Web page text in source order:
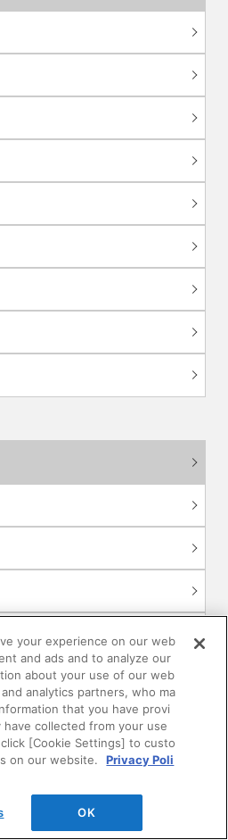
ション
your experience on our web
and ads and to analyze our
about your use of our web
analytics partners, who ma
that you have provi
collected from your use
[Cookie Settings] to custo
on our website.
Privacy Poli
OK